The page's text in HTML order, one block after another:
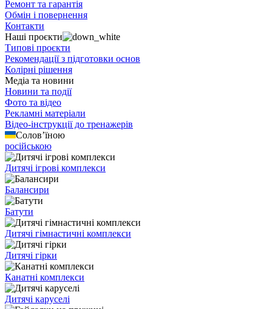
Ремонт та гарантія
Обмін і повернення
Контакти
Наші проєкти
Типові проєкти
Рекомендації з підготовки основ
Колірні рішення
Медіа та новини
Новини та події
Фото та відео
Рекламні матеріали
Відео-інструкції до тренажерів
Солов’їною
російською
Дитячі ігрові комплекси
Балансири
Батути
Дитячі гімнастичні комплекси
Дитячі гірки
Канатні комплекси
Дитячі каруселі